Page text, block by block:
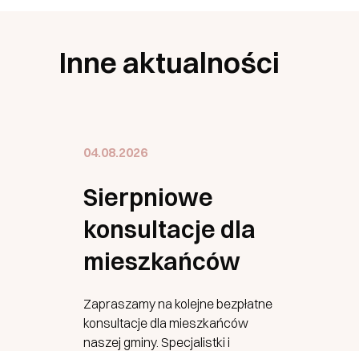
Inne aktualności
04.08.2026
Sierpniowe
konsultacje dla
mieszkańców
Zapraszamy na kolejne bezpłatne
konsultacje dla mieszkańców
naszej gminy. Specjalistki i